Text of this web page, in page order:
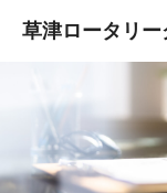
クラブ概要